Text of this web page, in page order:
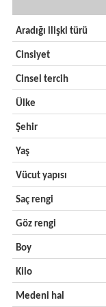
Aradığı ilişki türü
Cinsiyet
Cinsel tercih
Ülke
Şehir
Yaş
Vücut yapısı
Saç rengi
Göz rengi
Boy
Kilo
Medeni hal